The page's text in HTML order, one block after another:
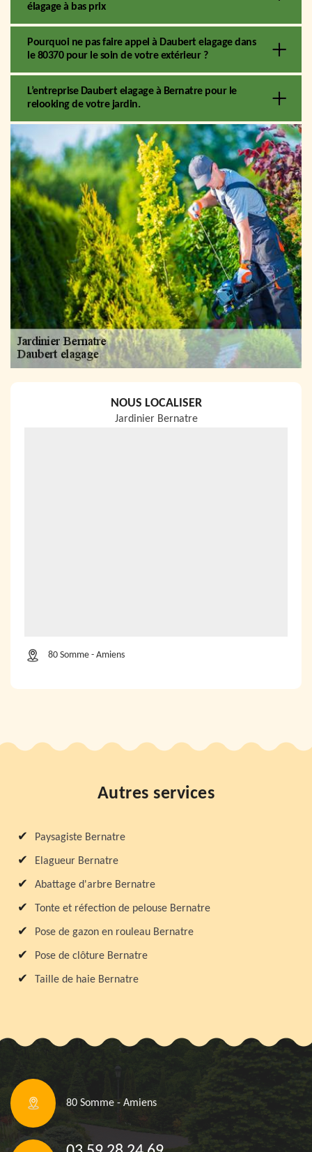
élagage à bas prix
Pourquoi ne pas faire appel à Daubert elagage dans
le 80370 pour le soin de votre extérieur ?
L’entreprise Daubert elagage à Bernatre pour le
relooking de votre jardin.
NOUS LOCALISER
Jardinier Bernatre
80 Somme - Amiens
Autres services
Paysagiste Bernatre
Elagueur Bernatre
Abattage d'arbre Bernatre
Tonte et réfection de pelouse Bernatre
Pose de gazon en rouleau Bernatre
Pose de clôture Bernatre
Taille de haie Bernatre
80 Somme - Amiens